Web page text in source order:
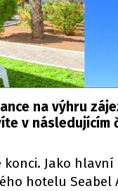
na výhru
v následujícím
konci. Jako
hotelu Seabel